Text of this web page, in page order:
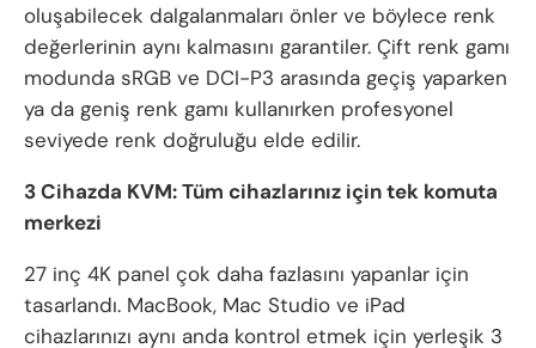
oluşabilecek dalgalanmaları önler ve böylece renk
değerlerinin aynı kalmasını garantiler. Çift renk gamı
modunda sRGB ve DCI-P3 arasında geçiş yaparken
ya da geniş renk gamı kullanırken profesyonel
seviyede renk doğruluğu elde edilir.
3 Cihazda KVM: Tüm cihazlarınız için tek komuta
merkezi
27 inç 4K panel çok daha fazlasını yapanlar için
tasarlandı. MacBook, Mac Studio ve iPad
cihazlarınızı aynı anda kontrol etmek için yerleşik 3